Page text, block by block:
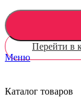
Перейти в
Меню
Каталог товаров